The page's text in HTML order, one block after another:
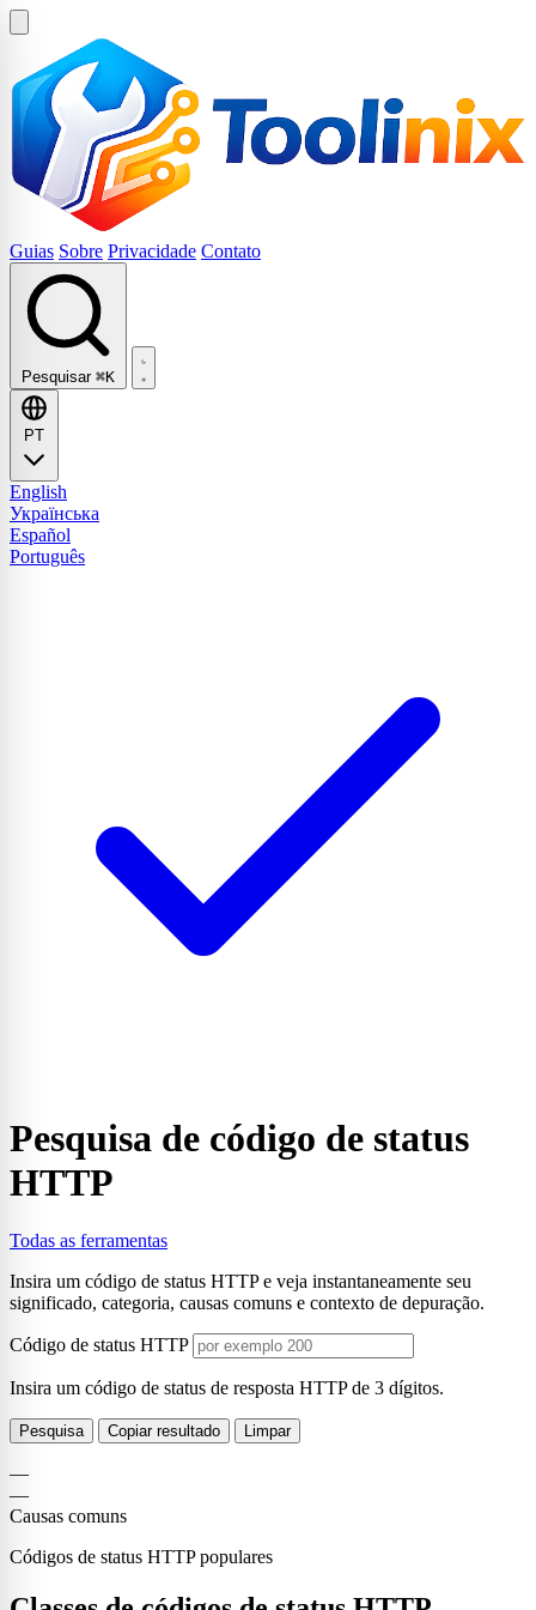
Guias Sobre Privacidade Contato
Pesquisar ⌘K
PT
English
Українська
Español
Português
Pesquisa de código de status
HTTP
Todas as ferramentas
Insira um código de status HTTP e veja instantaneamente seu
significado, categoria, causas comuns e contexto de depuração.
Código de status HTTP
Insira um código de status de resposta HTTP de 3 dígitos.
Pesquisa Copiar resultado Limpar
—
—
Causas comuns
Códigos de status HTTP populares